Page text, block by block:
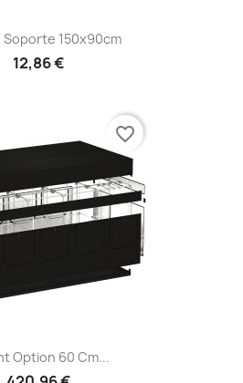
Vista rápida
Soporte 150x90cm
12,86 €
Vista rápida
Option 60 Cm...
favorite_border